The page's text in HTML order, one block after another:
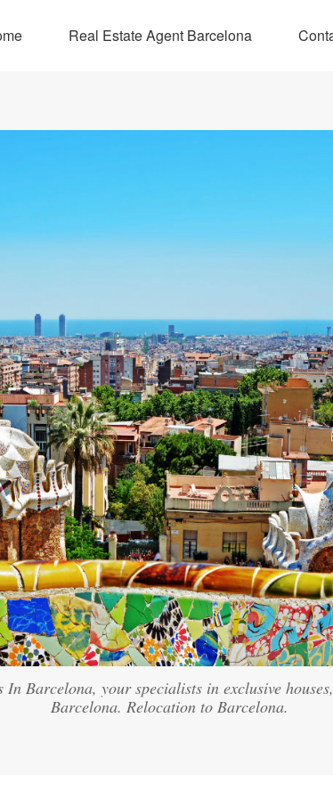
Real Estate Agent Barcelona
Barcelona, your specialists in exclusive
Barcelona. Relocation to Barcelona.